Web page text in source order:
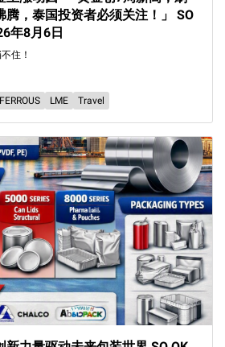
腾，泰国投资者必须关注！」 SO
年8月6日
住！
LME Travel